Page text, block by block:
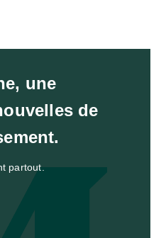
une
de
partout.